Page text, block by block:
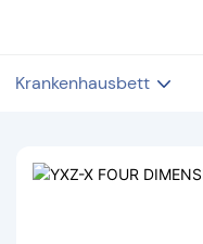
Krankenhausbett